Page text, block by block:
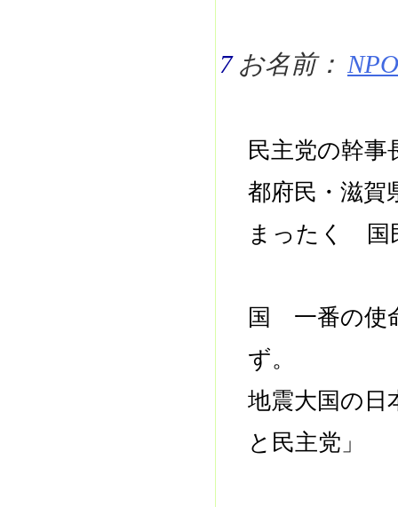
7 お名前：
民主党の幹
都府民・滋賀
まったく 国
国 一番の使
ず。
地震大国の
と民主党」